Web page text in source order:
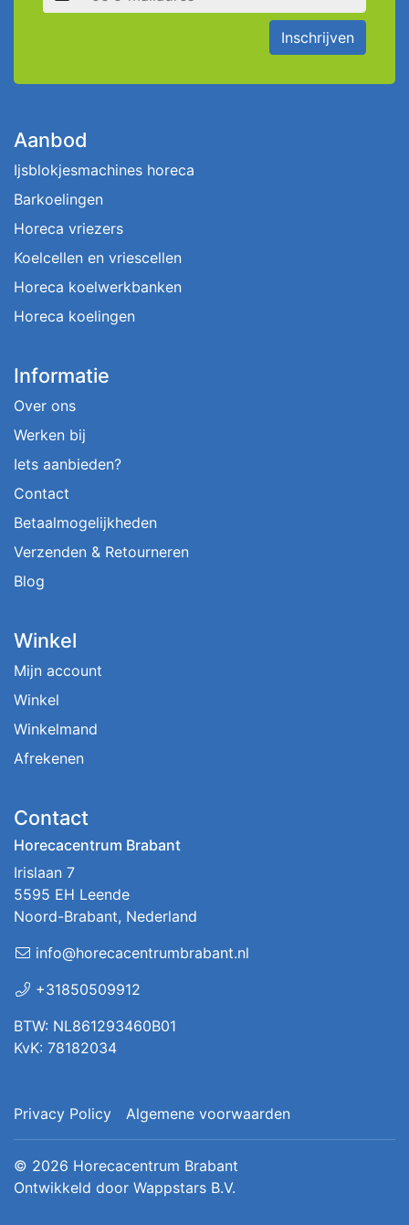
Inschrijven
Aanbod
Ijsblokjesmachines horeca
Barkoelingen
Horeca vriezers
Koelcellen en vriescellen
Horeca koelwerkbanken
Horeca koelingen
Informatie
Over ons
Werken bij
Iets aanbieden?
Contact
Betaalmogelijkheden
Verzenden & Retourneren
Blog
Winkel
Mijn account
Winkel
Winkelmand
Afrekenen
Contact
Horecacentrum Brabant
Irislaan 7
5595 EH Leende
Noord-Brabant, Nederland
info@horecacentrumbrabant.nl
+31850509912
BTW: NL861293460B01
KvK: 78182034
Privacy Policy Algemene voorwaarden
© 2026 Horecacentrum Brabant
Ontwikkeld door Wappstars B.V.